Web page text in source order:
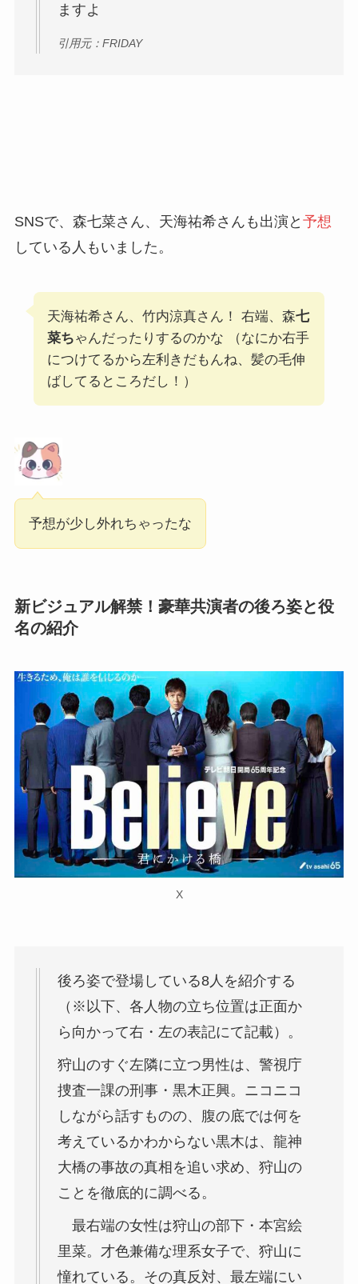
ますよ
引用元：FRIDAY
SNSで、森七菜さん、天海祐希さんも出演と 予想
している人もいました。
天海祐希さん、竹内涼真さん！ 右端、森七
菜ちゃんだったりするのかな （なにか右手
につけてるから左利きだもんね、髪の毛伸
ばしてるところだし！）
予想が少し外れちゃったな
新ビジュアル解禁！豪華共演者の後ろ姿と役
名の紹介
X
後ろ姿で登場している8人を紹介する
（※以下、各人物の立ち位置は正面か
ら向かって右・左の表記にて記載）。
狩山のすぐ左隣に立つ男性は、警視庁
捜査一課の刑事・黒木正興。ニコニコ
しながら話すものの、腹の底では何を
考えているかわからない黒木は、龍神
大橋の事故の真相を追い求め、狩山の
ことを徹底的に調べる。
最右端の女性は狩山の部下・本宮絵
里菜。才色兼備な理系女子で、狩山に
憧れている。その真反対、最左端にい